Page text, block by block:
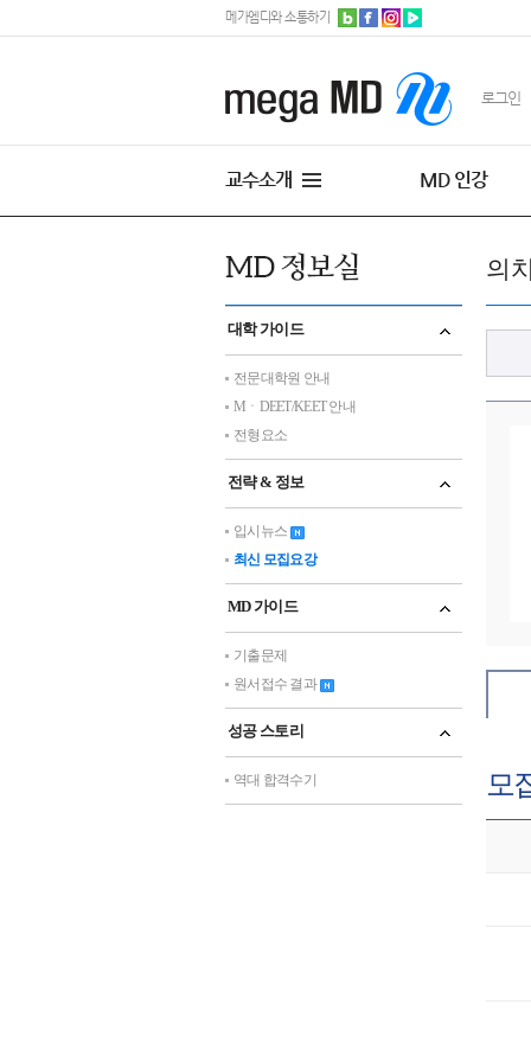
메가엠디와 소통하기
로그인
교수소개 MD 인강
대학 가이드
전문대학원 안내
MㆍDEET/KEET 안내
전형요소
전략 & 정보
입시뉴스
최신 모집요강
MD 가이드
기출문제
원서접수 결과
성공 스토리
역대 합격수기
의
모